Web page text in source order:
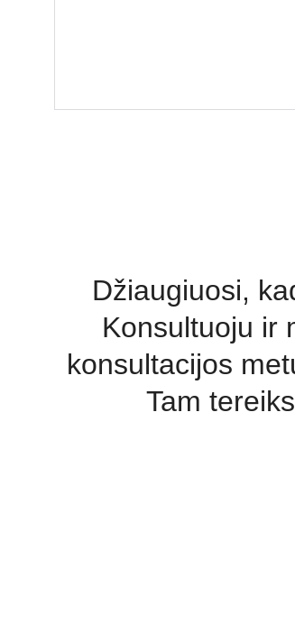
Džiaugiuosi,
Konsultuoju ir
konsultacijos
Tam